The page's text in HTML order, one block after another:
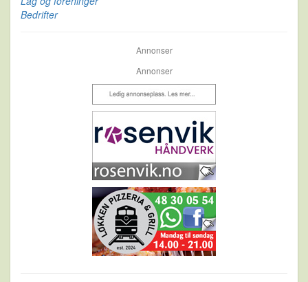
Bedrifter
Annonser
Annonser